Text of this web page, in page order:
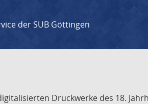
der SUB Göttingen
Druckwerke des 18.